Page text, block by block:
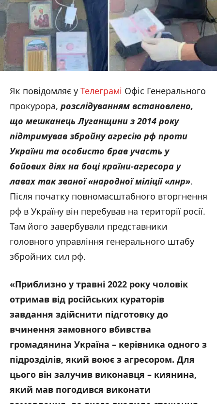
Як повідомляє у Телеграмі Офіс Генерального
прокурора, розслідуванням встановлено,
що мешканець Луганщини з 2014 року
підтримував збройну агресію рф проти
України та особисто брав участь у
бойових діях на боці країни-агресора у
лавах так званої «народної міліції «лнр».
Після початку повномасштабного вторгнення
рф в Україну він перебував на території росії.
Там його завербували представники
головного управління генерального штабу
збройних сил рф.
«Приблизно у травні 2022 року чоловік
отримав від російських кураторів
завдання здійснити підготовку до
вчинення замовного вбивства
громадянина Україна – керівника одного з
підрозділів, який воює з агресором. Для
цього він залучив виконавця – киянина,
який мав погодився виконати